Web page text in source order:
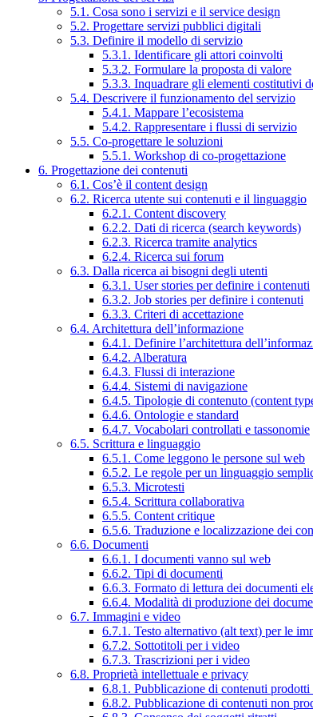
5.1. Cosa sono i servizi e il service design
5.2. Progettare servizi pubblici digitali
5.3. Definire il modello di servizio
5.3.1. Identificare gli attori coinvolti
5.3.2. Formulare la proposta di valore
5.3.3. Inquadrare gli elementi costitutivi
5.4. Descrivere il funzionamento del servizio
5.4.1. Mappare l’ecosistema
5.4.2. Rappresentare i flussi di servizio
5.5. Co-progettare le soluzioni
5.5.1. Workshop di co-progettazione
6. Progettazione dei contenuti
6.1. Cos’è il content design
6.2. Ricerca utente sui contenuti e il linguaggio
6.2.1. Content discovery
6.2.2. Dati di ricerca (search keywords)
6.2.3. Ricerca tramite analytics
6.2.4. Ricerca sui forum
6.3. Dalla ricerca ai bisogni degli utenti
6.3.1. User stories per definire i contenuti
6.3.2. Job stories per definire i contenuti
6.3.3. Criteri di accettazione
6.4. Architettura dell’informazione
6.4.1. Definire l’architettura
6.4.2. Alberatura
6.4.3. Flussi di interazione
6.4.4. Sistemi di navigazione
6.4.5. Tipologie di contenuto (content
6.4.6. Ontologie e standard
6.4.7. Vocabolari controllati e tassonomie
6.5. Scrittura e linguaggio
6.5.1. Come leggono le persone sul web
6.5.2. Le regole per un linguaggio
6.5.3. Microtesti
6.5.4. Scrittura collaborativa
6.5.5. Content critique
6.5.6. Traduzione e localizzazione dei
6.6. Documenti
6.6.1. I documenti vanno sul web
6.6.2. Tipi di documenti
6.6.3. Formato di lettura dei documenti
6.6.4. Modalità di produzione dei
6.7. Immagini e video
6.7.1. Testo alternativo (alt text) per le
6.7.2. Sottotitoli per i video
6.7.3. Trascrizioni per i video
6.8. Proprietà intellettuale e privacy
6.8.1. Pubblicazione di contenuti
6.8.2. Pubblicazione di contenuti non